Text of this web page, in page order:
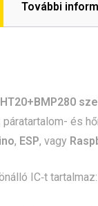
További
és
, ESP, vagy
IC‑t tartalmaz: